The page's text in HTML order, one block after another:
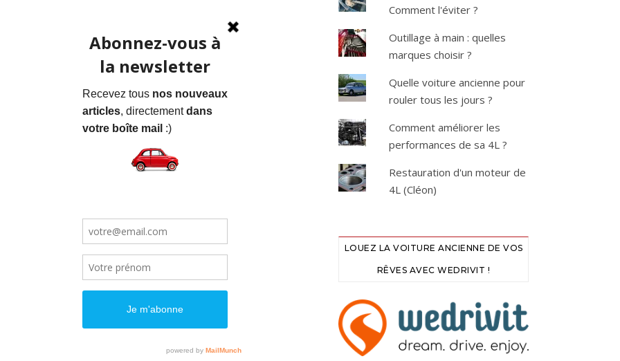
Comment l'éviter ?
Outillage à main : quelles
marques choisir ?
Quelle voiture ancienne pour
rouler tous les jours ?
Comment améliorer les
performances de sa 4L ?
Restauration d'un moteur de
4L (Cléon)
LOUEZ LA VOITURE ANCIENNE DE VOS
RÊVES AVEC WEDRIVIT !